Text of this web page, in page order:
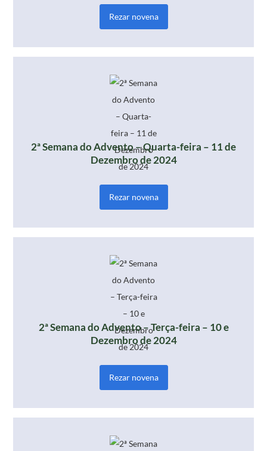
Rezar novena
2ª Semana do Advento – Quarta-feira – 11 de
Dezembro de 2024
Rezar novena
2ª Semana do Advento – Terça-feira – 10 e
Dezembro de 2024
Rezar novena